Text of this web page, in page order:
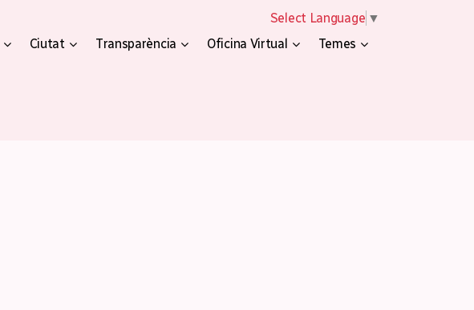
Select Language ▼
Ciutat Transparència Oficina Virtual Temes